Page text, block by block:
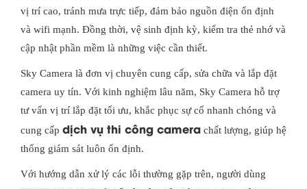
vị trí cao, tránh mưa trực tiếp, đảm bảo nguồn điện ổn định
và wifi mạnh. Đồng thời, vệ sinh định kỳ, kiểm tra thẻ nhớ và
cập nhật phần mềm là những việc cần thiết.
Sky Camera là đơn vị chuyên cung cấp, sửa chữa và lắp đặt
camera uy tín. Với kinh nghiệm lâu năm, Sky Camera hỗ trợ
tư vấn vị trí lắp đặt tối ưu, khắc phục sự cố nhanh chóng và
cung cấp dịch vụ thi công camera chất lượng, giúp hệ
thống giám sát luôn ổn định.
Với hướng dẫn xử lý các lỗi thường gặp trên, người dùng